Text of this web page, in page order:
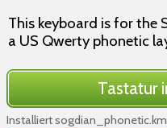
This keyboard is for the
a US Qwerty phonetic
Tastatur
Installiert